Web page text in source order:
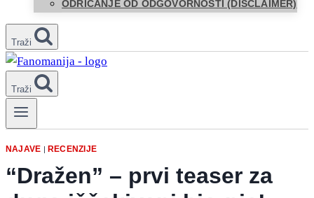
ODRICANJE OD ODGOVORNOSTI (DISCLAIMER)
Traži
Traži
NAJAVE | RECENZIJE
“Dražen” – prvi teaser za